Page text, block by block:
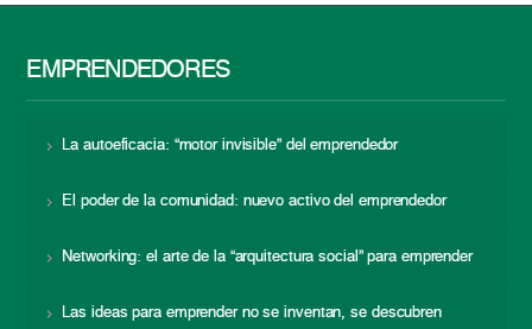
EMPRENDEDORES
La autoeficacia: “motor invisible” del emprendedor
El poder de la comunidad: nuevo activo del emprendedor
Networking: el arte de la “arquitectura social” para emprender
Las ideas para emprender no se inventan, se descubren